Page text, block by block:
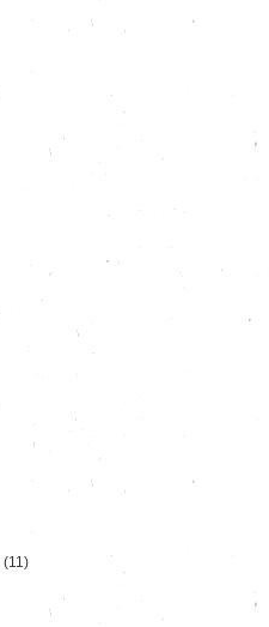
(11)